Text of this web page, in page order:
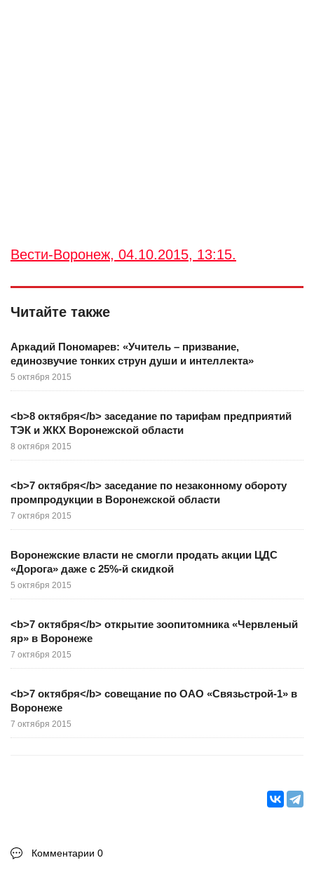
Вести-Воронеж, 04.10.2015, 13:15.
Читайте также
Аркадий Пономарев: «Учитель – призвание,
единозвучие тонких струн души и интеллекта»
5 октября 2015
<b>8 октября</b> заседание по тарифам предприятий
ТЭК и ЖКХ Воронежской области
8 октября 2015
<b>7 октября</b> заседание по незаконному обороту
промпродукции в Воронежской области
7 октября 2015
Воронежские власти не смогли продать акции ЦДС
«Дорога» даже с 25%-й скидкой
5 октября 2015
<b>7 октября</b> открытие зоопитомника «Червленый
яр» в Воронеже
7 октября 2015
<b>7 октября</b> совещание по ОАО «Связьстрой-1» в
Воронеже
7 октября 2015
Комментарии 0